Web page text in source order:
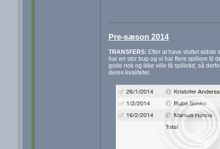
Pre-sæson 2014
TRANSFERS: Efter at have sluttet
har en stor trup og vi har flere spillere til
gode nok og ikke ville få spilletid, så
deres kvaliteter.